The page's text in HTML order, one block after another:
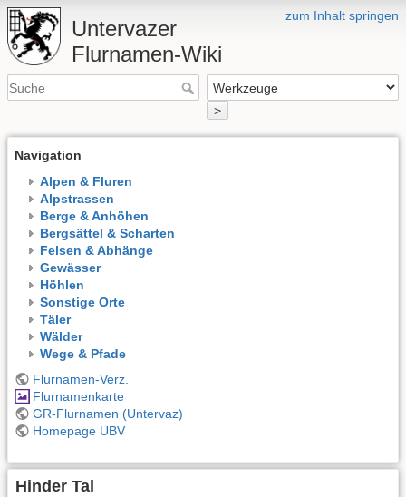
zum Inhalt springen
Untervazer
Flurnamen-Wiki
>
Navigation
Alpen & Fluren
Alpstrassen
Berge & Anhöhen
Bergsättel & Scharten
Felsen & Abhänge
Gewässer
Höhlen
Sonstige Orte
Täler
Wälder
Wege & Pfade
Flurnamen-Verz.
Flurnamenkarte
GR-Flurnamen (Untervaz)
Homepage UBV
Hinder Tal